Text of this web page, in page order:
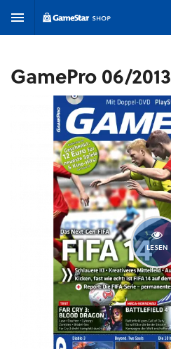
GamePro 06/2013
LESEN